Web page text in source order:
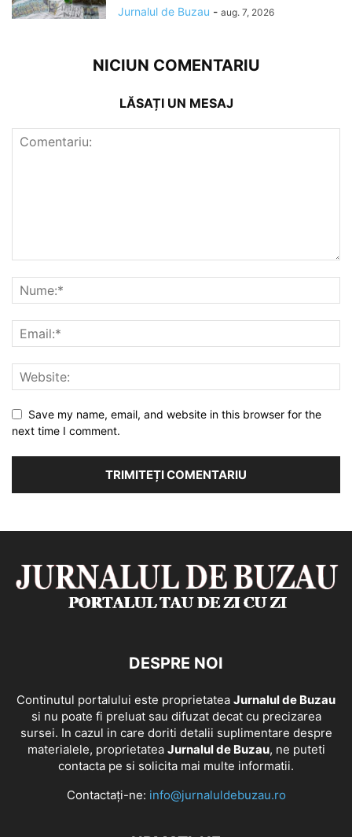
Jurnalul de Buzau - aug. 7, 2026
NICIUN COMENTARIU
LĂSAȚI UN MESAJ
Save my name, email, and website in this browser for the
next time I comment.
DESPRE NOI
Continutul portalului este proprietatea Jurnalul de Buzau
si nu poate fi preluat sau difuzat decat cu precizarea
sursei. In cazul in care doriti detalii suplimentare despre
materialele, proprietatea Jurnalul de Buzau, ne puteti
contacta pe si solicita mai multe informatii.
Contactați-ne: info@jurnaluldebuzau.ro